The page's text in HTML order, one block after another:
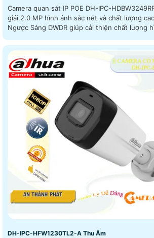
Camera quan sát IP POE DH-IPC-
giải 2.0 MP hình ảnh sắc nét và chất lượng
Ngược Sáng DWDR giúp cải thiện chất lượng
DH-IPC-HFW1230TL2-A Thu Âm